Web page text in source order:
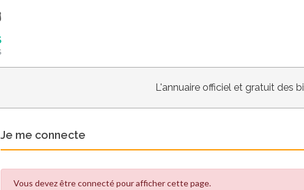
L'annuaire officiel et gratuit des
Je me connecte
Vous devez être connecté pour afficher cette page.